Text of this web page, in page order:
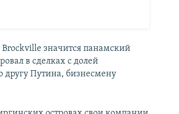
значится панамский
в сделках с долей
другу Путина, бизнесмену